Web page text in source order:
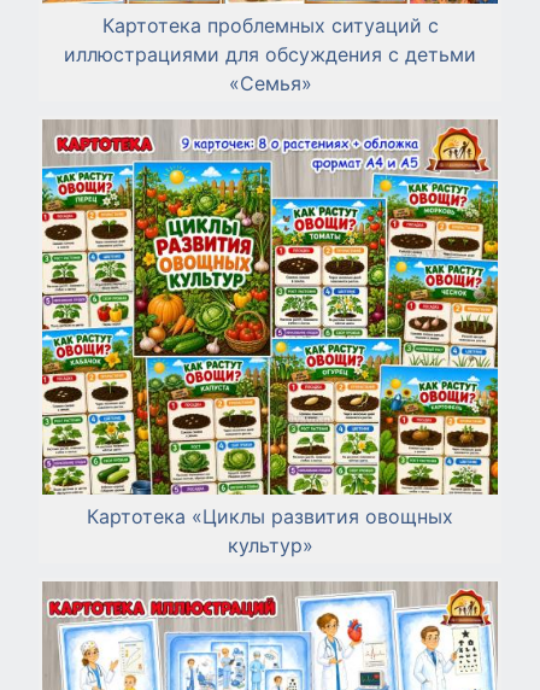
Картотека проблемных ситуаций с
иллюстрациями для обсуждения с детьми
«Семья»
Картотека «Циклы развития овощных
культур»